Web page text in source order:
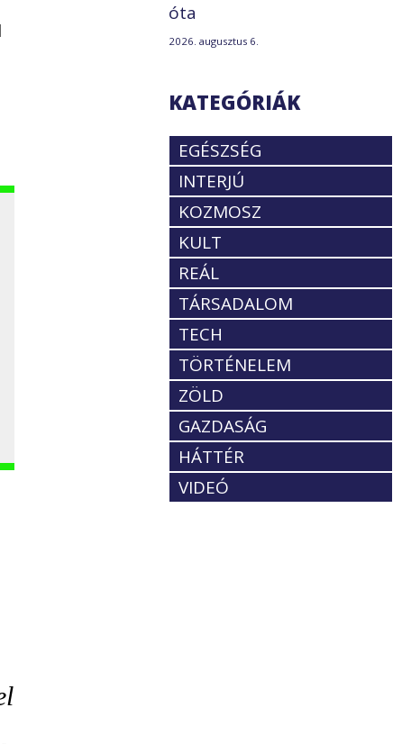
óta
2026. augusztus 6.
KATEGÓRIÁK
EGÉSZSÉG
INTERJÚ
KOZMOSZ
KULT
REÁL
TÁRSADALOM
TECH
TÖRTÉNELEM
ZÖLD
GAZDASÁG
HÁTTÉR
VIDEÓ